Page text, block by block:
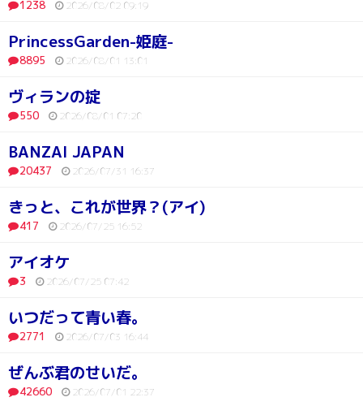
1238 2026/08/02 09:19
PrincessGarden-姫庭-
8895 2026/08/01 13:01
ヴィランの掟
550 2026/08/01 07:20
BANZAI JAPAN
20437 2026/07/31 16:37
きっと、これが世界？(アイ)
417 2026/07/25 16:52
アイオケ
3 2026/07/25 07:42
いつだって青い春。
2771 2026/07/03 16:44
ぜんぶ君のせいだ。
42660 2026/07/01 22:37